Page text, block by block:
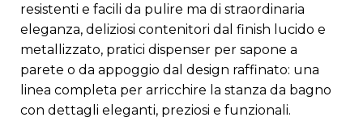
resistenti e facili da pulire ma di straordinaria
eleganza, deliziosi contenitori dal finish lucido e
metallizzato, pratici dispenser per sapone a
parete o da appoggio dal design raffinato: una
linea completa per arricchire la stanza da bagno
con dettagli eleganti, preziosi e funzionali.